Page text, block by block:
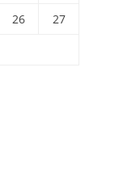
26
27